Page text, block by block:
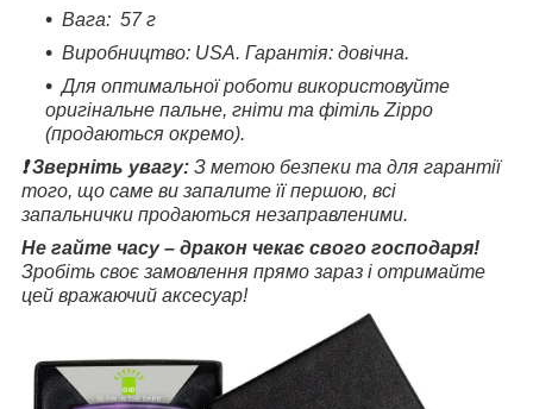
Вага: 57 г
Виробництво: USA. Гарантія: довічна.
Для оптимальної роботи використовуйте
оригінальне пальне, гніти та фітіль Zippo
(продаються окремо).
❗ Зверніть увагу: З метою безпеки та для гарантії
того, що саме ви запалите її першою, всі
запальнички продаються незаправленими.
Не гайте часу – дракон чекає свого господаря!
Зробіть своє замовлення прямо зараз і отримайте
цей вражаючий аксесуар!